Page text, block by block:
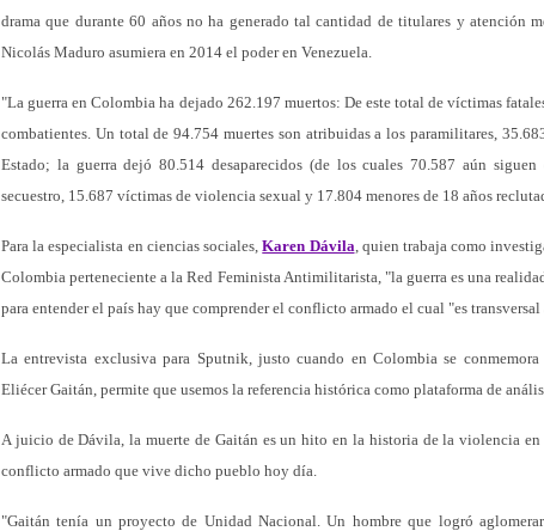
drama que durante 60 años no ha generado tal cantidad de titulares y atención
Nicolás Maduro asumiera en 2014 el poder en Venezuela.
"La guerra en Colombia ha dejado 262.197 muertos: De este total de víctimas
combatientes. Un total de 94.754 muertes son atribuidas a los paramilitares,
Estado; la guerra dejó 80.514 desaparecidos (de los cuales 70.587 aún siguen
secuestro, 15.687 víctimas de violencia sexual y 17.804 menores de 18 años
Para la especialista en ciencias sociales,Karen Dávila, quien trabaja como
Colombia perteneciente a la Red Feminista Antimilitarista, "la guerra es una
para entender el país hay que comprender el conflicto armado el cual "es
La entrevista exclusiva para Sputnik, justo cuando en Colombia se
Eliécer Gaitán, permite que usemos la referencia histórica como plataforma de
A juicio de Dávila, la muerte de Gaitán es un hito en la historia de la violencia en
conflicto armado que vive dicho pueblo hoy día.
"Gaitán tenía un proyecto de Unidad Nacional. Un hombre que logró